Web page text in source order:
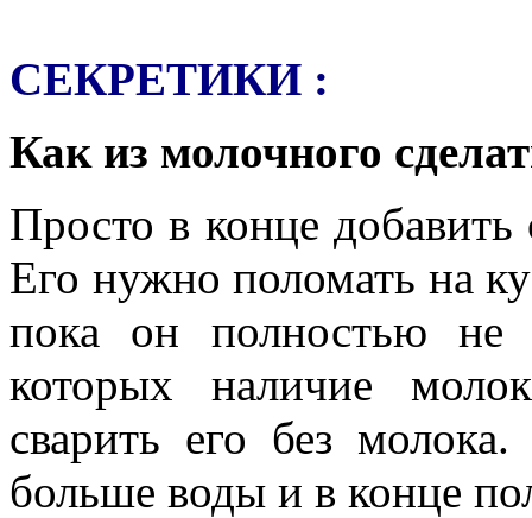
СЕКРЕТИКИ :
Как из молочного
Просто в конце
Его нужно поломать на
пока он полностью не
которых наличие
сварить его без
больше воды и в конце